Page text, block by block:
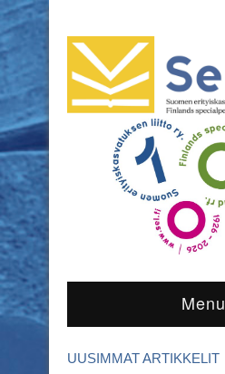
Menu
UUSIMMAT ARTIKKELIT